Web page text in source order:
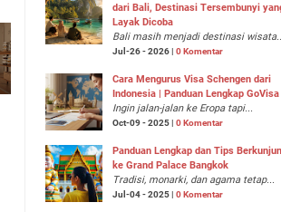
dari Bali, Destinasi Tersembunyi
Layak Dicoba
Bali masih menjadi destinasi
Jul-26 - 2026 | 0 Komentar
Cara Mengurus Visa Schengen dari
Indonesia | Panduan Lengkap GoVisa
Ingin jalan-jalan ke Eropa tapi...
Oct-09 - 2025 | 0 Komentar
Panduan Lengkap dan Tips
ke Grand Palace Bangkok
Tradisi, monarki, dan agama tetap...
Jul-04 - 2025 | 0 Komentar